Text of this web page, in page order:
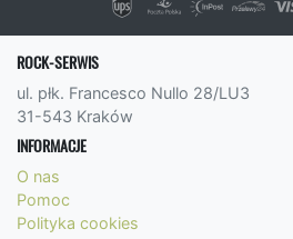
ROCK-SERWIS
ul. płk. Francesco Nullo 28/LU3
31-543 Kraków
INFORMACJE
O nas
Pomoc
Polityka cookies